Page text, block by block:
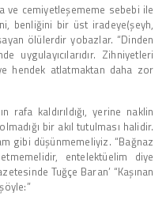
ve cemiyetleşememe sebebi ile
benliğini bir üst iradeye(şeyh,
ölülerdir yobazlar. “Dinden
uygulayıcılarıdır. Zihniyetleri
hendek atlatmaktan daha zor
rafa kaldırıldığı, yerine naklin
bir akıl tutulması halidir.
gibi düşünmemeliyiz. “Bağnaz
entelektüelim diye
Tuğçe Baran’ “Kaşınan